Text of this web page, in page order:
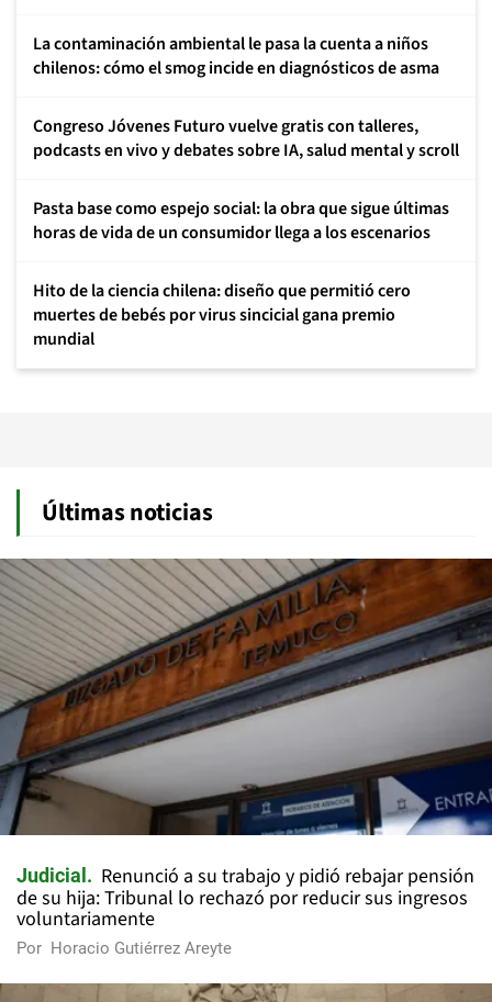
La contaminación ambiental le pasa la cuenta a niños
chilenos: cómo el smog incide en diagnósticos de asma
Congreso Jóvenes Futuro vuelve gratis con talleres,
podcasts en vivo y debates sobre IA, salud mental y scroll
Pasta base como espejo social: la obra que sigue últimas
horas de vida de un consumidor llega a los escenarios
Hito de la ciencia chilena: diseño que permitió cero
muertes de bebés por virus sincicial gana premio
mundial
Últimas noticias
Judicial
Renunció a su trabajo y pidió rebajar pensión
de su hija: Tribunal lo rechazó por reducir sus ingresos
voluntariamente
Por Horacio Gutiérrez Areyte